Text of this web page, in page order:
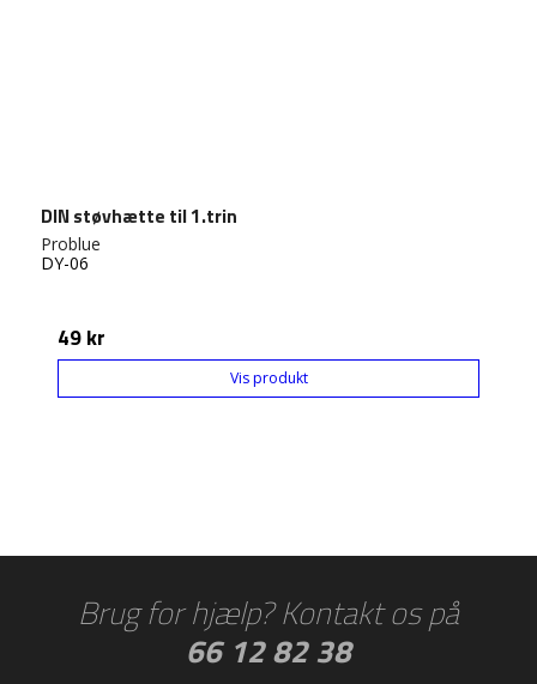
DIN støvhætte til 1.trin
Problue
DY-06
49 kr
Vis produkt
Brug for hjælp? Kontakt os på
66 12 82 38